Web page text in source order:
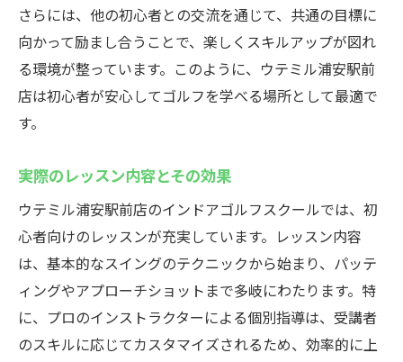
効率的なスキルアップのためのアプローチ
プログラム参加者の成果と感想
個別指導がもたらす成長の実感
目標達成をサポートする体制
駅近だからこその通いやすさ
練習後のリフレッシュ方法の提案
ウテミルでの充実した時間の過ごし方
駅周辺のおすすめスポット紹介
通いやすさが技術向上に与える影響
さらには、他の初心者との交流を通じて、共通の目標に
向かって励まし合うことで、楽しくスキルアップが図れ
る環境が整っています。このように、ウテミル浦安駅前
店は初心者が安心してゴルフを学べる場所として最適で
す。
実際のレッスン内容とその効果
ウテミル浦安駅前店のインドアゴルフスクールでは、初
心者向けのレッスンが充実しています。レッスン内容
は、基本的なスイングのテクニックから始まり、パッテ
ィングやアプローチショットまで多岐にわたります。特
に、プロのインストラクターによる個別指導は、受講者
のスキルに応じてカスタマイズされるため、効率的に上